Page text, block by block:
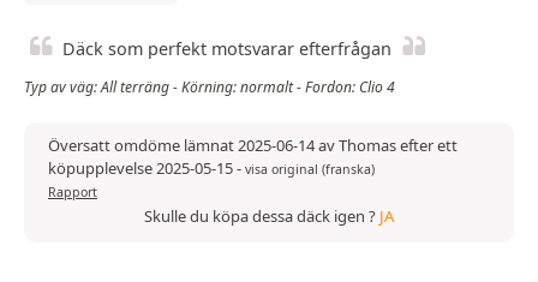
Däck som perfekt motsvarar efterfrågan
Typ av väg: All terräng - Körning: normalt - Fordon: Clio 4
Översatt omdöme lämnat 2025-06-14 av Thomas efter ett
köpupplevelse 2025-05-15- visa original (franska)
Rapport
Skulle du köpa dessa däck igen ? JA